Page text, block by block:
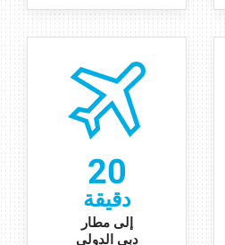
20
دقيقة
إلى مطار
دبي الدولي